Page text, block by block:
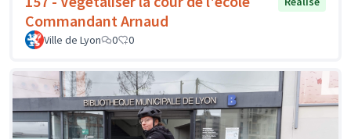
Commandant Arnaud
Ville de Lyon 0 0